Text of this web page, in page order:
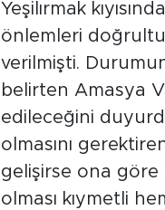
Yeşilırmak
önlemleri
verilmişti.
belirten Amasya
edileceğini
olmasını
gelişirse ona göre
olması kıymetli